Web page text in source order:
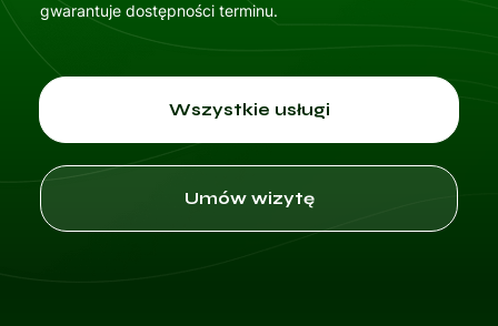
gwarantuje dostępności terminu.
Wszystkie usługi
Umów wizytę